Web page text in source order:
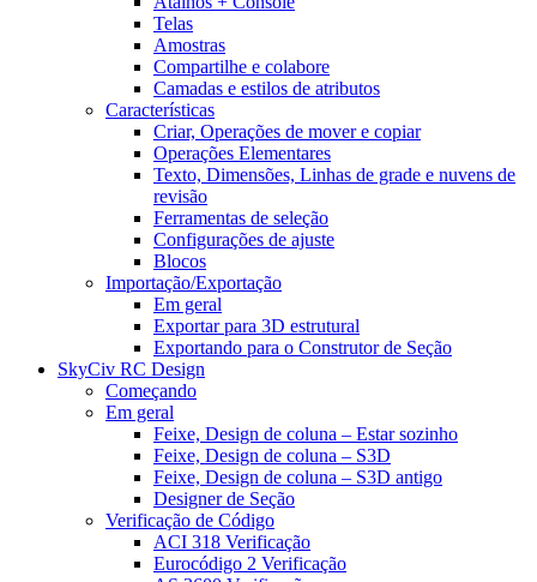
Telas
Amostras
Compartilhe e colabore
Camadas e estilos de atributos
Características
Criar, Operações de mover e copiar
Operações Elementares
Texto, Dimensões, Linhas de grade e nuvens de
revisão
Ferramentas de seleção
Configurações de ajuste
Blocos
Importação/Exportação
Em geral
Exportar para 3D estrutural
Exportando para o Construtor de Seção
SkyCiv RC Design
Começando
Em geral
Feixe, Design de coluna – Estar sozinho
Feixe, Design de coluna – S3D
Feixe, Design de coluna – S3D antigo
Designer de Seção
Verificação de Código
ACI 318 Verificação
Eurocódigo 2 Verificação